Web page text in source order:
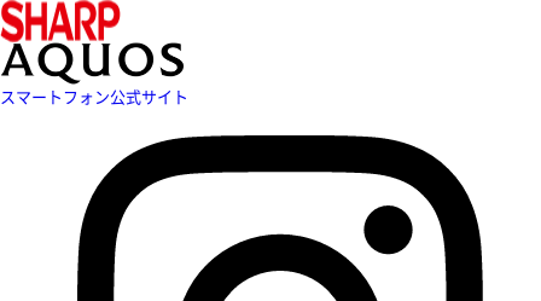
スマートフォン公式サイト